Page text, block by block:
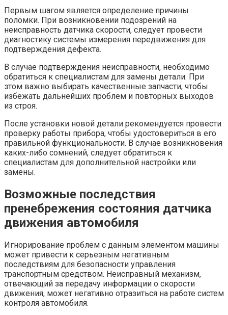
Первым шагом является определение причины
поломки. При возникновении подозрений на
неисправность датчика скорости, следует провести
диагностику системы измерения передвижения для
подтверждения дефекта.
В случае подтверждения неисправности, необходимо
обратиться к специалистам для замены детали. При
этом важно выбирать качественные запчасти, чтобы
избежать дальнейших проблем и повторных выходов
из строя.
После установки новой детали рекомендуется провести
проверку работы прибора, чтобы удостовериться в его
правильной функциональности. В случае возникновения
каких-либо сомнений, следует обратиться к
специалистам для дополнительной настройки или
замены.
Возможные последствия
пренебрежения состояния датчика
движения автомобиля
Игнорирование проблем с данным элементом машины
может привести к серьезным негативным
последствиям для безопасности управления
транспортным средством. Неисправный механизм,
отвечающий за передачу информации о скорости
движения, может негативно отразиться на работе систем
контроля автомобиля.